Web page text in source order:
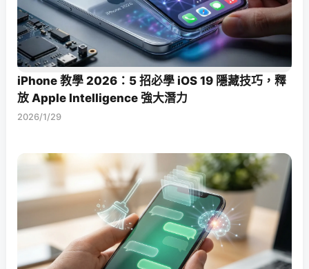
iPhone 教學 2026：5 招必學 iOS 19 隱藏技巧，釋
放 Apple Intelligence 強大潛力
2026/1/29